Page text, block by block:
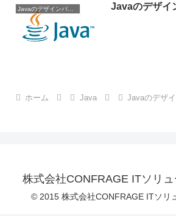
Javaのデザインパターン Javaのデザイ
ホーム Java Javaのデザ
株式会社CONFRAGE ITソリ
© 2015 株式会社CONFRAGE ITソリ